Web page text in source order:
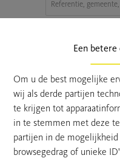
Een
Om u de best mogelijke
wij als derde partijen
te krijgen tot
in te stemmen met deze
partijen in de
browsegedrag of unieke